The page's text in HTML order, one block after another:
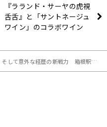
『ラランド・サーヤの虎視
舌舌』と「サントネージュ
ワイン」のコラボワイン
販売！ 「甘くて美味し
て意外な経歴の新戦力 箱根駅伝 日本体育大学